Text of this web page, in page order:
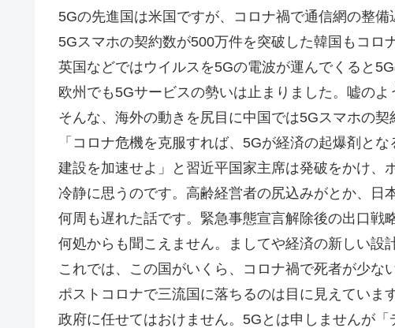
5Gの先進国は米国ですが、コロナ禍で通信網の整備
5Gスマホの契約数が500万件を突破した韓国もコロ
英国などではウイルスを5Gの電波が運んでくると
欧州でも5Gサービスの勢いは止まりました。嘘のよ
そんな、海外の動きを尻目に中国では5Gスマホの契
「コロナ危機を克服すれば、5Gが経済の起爆剤と
建設を加速せよ」と習近平国家主席は発破をかけ、
冷静に思うのです。高齢経営者の尻込みがとか、日
何周も遅れた話です。緊急事態宣言解除後の出口戦
何処からも聞こえません。ましてや経済の新しい設
これでは、この国がいくら、コロナ禍で死者が少な
ポストコロナで三流国に落ちるのは目に見えています
政府に任せてはおけません。5Gとは申しませんが